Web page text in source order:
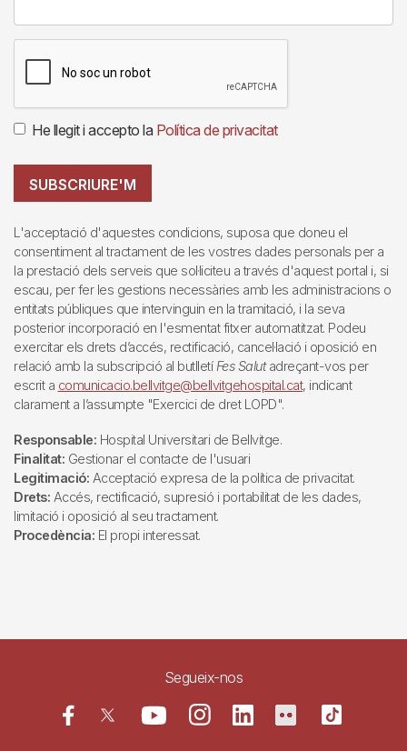
He llegit i accepto la Política de privacitat
SUBSCRIURE'M
L'acceptació d'aquestes condicions, suposa que doneu el
consentiment al tractament de les vostres dades personals per a
la prestació dels serveis que sol·liciteu a través d'aquest portal i, si
escau, per fer les gestions necessàries amb les administracions o
entitats públiques que intervinguin en la tramitació, i la seva
posterior incorporació en l'esmentat fitxer automatitzat. Podeu
exercitar els drets d’accés, rectificació, cancel·lació i oposició en
relació amb la subscripció al butlletí Fes Salutadreçant-vos per
escrit a comunicacio.bellvitge@bellvitgehospital.cat, indicant
clarament a l’assumpte "Exercici de dret LOPD".
Responsable: Hospital Universitari de Bellvitge.
Finalitat: Gestionar el contacte de l'usuari
Legitimació: Acceptació expresa de la política de privacitat.
Drets: Accés, rectificació, supresió i portabilitat de les dades,
limitació i oposició al seu tractament.
Procedència: El propi interessat.
Segueix-nos